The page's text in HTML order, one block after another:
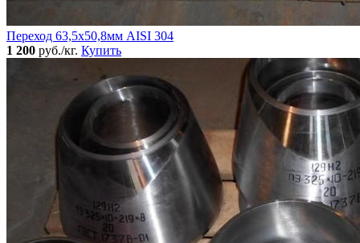
Переход 63,5х50,8мм AISI 304
1 200 руб./кг. Купить